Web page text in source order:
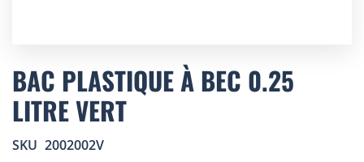
to
the
beginning
of
images
BAC PLASTIQUE À BEC 0.25
LITRE VERT
SKU 2002002V